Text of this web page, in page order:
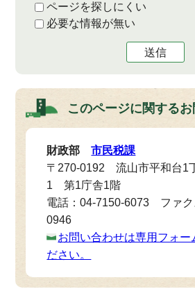
ページを探しにくい
必要な情報が無い
送信
このページに関する
財政部市民税課
〒270-0192 流山市平和台1
1 第1庁舎1階
電話：04-7150-6073 ファク
0946
お問い合わせは専用フォー
ださい。